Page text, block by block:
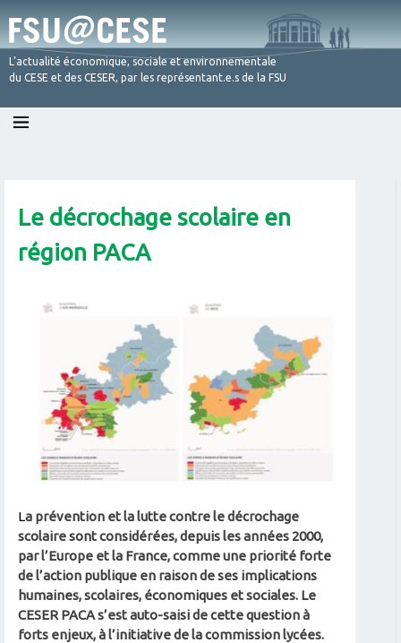
L’actualité économique, sociale et environnementale
du CESE et des CESER, par les représentant.e.s de la FSU
Skip
Le décrochage scolaire en
région PACA
La prévention et la lutte contre le décrochage
scolaire sont considérées, depuis les années 2000,
par l’Europe et la France, comme une priorité forte
de l’action publique en raison de ses implications
humaines, scolaires, économiques et sociales. Le
CESER PACA s’est auto-saisi de cette question à
forts enjeux, à l’initiative de la commission lycées.